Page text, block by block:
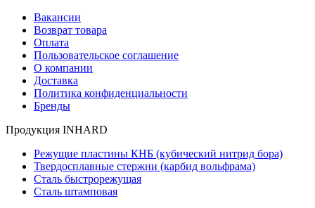
Вакансии
Возврат товара
Оплата
Пользовательское соглашение
О компании
Доставка
Политика конфиденциальности
Бренды
Продукция INHARD
Режущие пластины КНБ (кубический нитрид бора)
Твердосплавные стержни (карбид вольфрама)
Сталь быстрорежущая
Сталь штамповая